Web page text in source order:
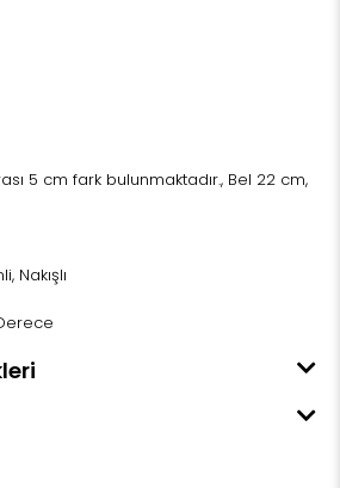
5 cm fark bulunmaktadır., Bel 22 cm,
Nakışlı